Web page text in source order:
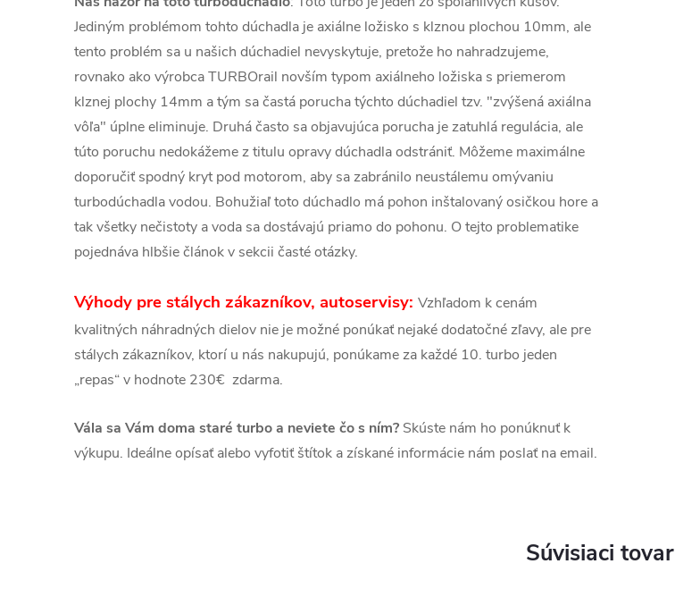
Jediným problémom tohto dúchadla je axiálne ložisko s klznou plochou 10mm, ale
tento problém sa u našich dúchadiel nevyskytuje, pretože ho nahradzujeme,
rovnako ako výrobca TURBOrail novším typom axiálneho ložiska s priemerom
klznej plochy 14mm a tým sa častá porucha týchto dúchadiel tzv. "zvýšená axiálna
vôľa" úplne eliminuje. Druhá často sa objavujúca porucha je zatuhlá regulácia, ale
túto poruchu nedokážeme z titulu opravy dúchadla odstrániť. Môžeme maximálne
doporučiť spodný kryt pod motorom, aby sa zabránilo neustálemu omývaniu
turbodúchadla vodou. Bohužiaľ toto dúchadlo má pohon inštalovaný osičkou hore a
tak všetky nečistoty a voda sa dostávajú priamo do pohonu. O tejto problematike
pojednáva hlbšie článok v sekcii časté otázky.
Výhody pre stálych zákazníkov, autoservisy: Vzhľadom k cenám
kvalitných náhradných dielov nie je možné ponúkať nejaké dodatočné zľavy, ale pre
stálych zákazníkov, ktorí u nás nakupujú, ponúkame za každé 10. turbo jeden
„repas“ v hodnote 230€ zdarma.
Vála sa Vám doma staré turbo a neviete čo s ním? Skúste nám ho ponúknuť k
výkupu. Ideálne opísať alebo vyfotiť štítok a získané informácie nám poslať na email.
Súvisiaci tovar